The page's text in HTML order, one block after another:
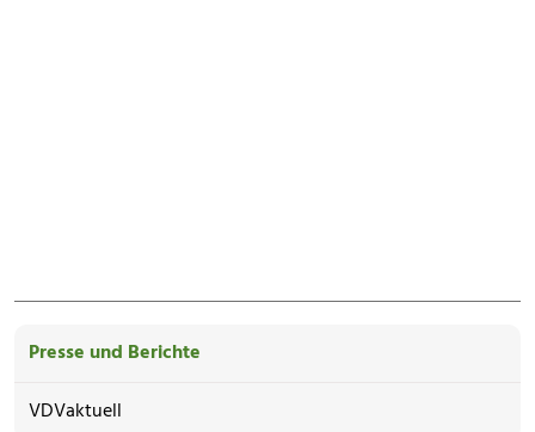
Presse und Berichte
VDVaktuell